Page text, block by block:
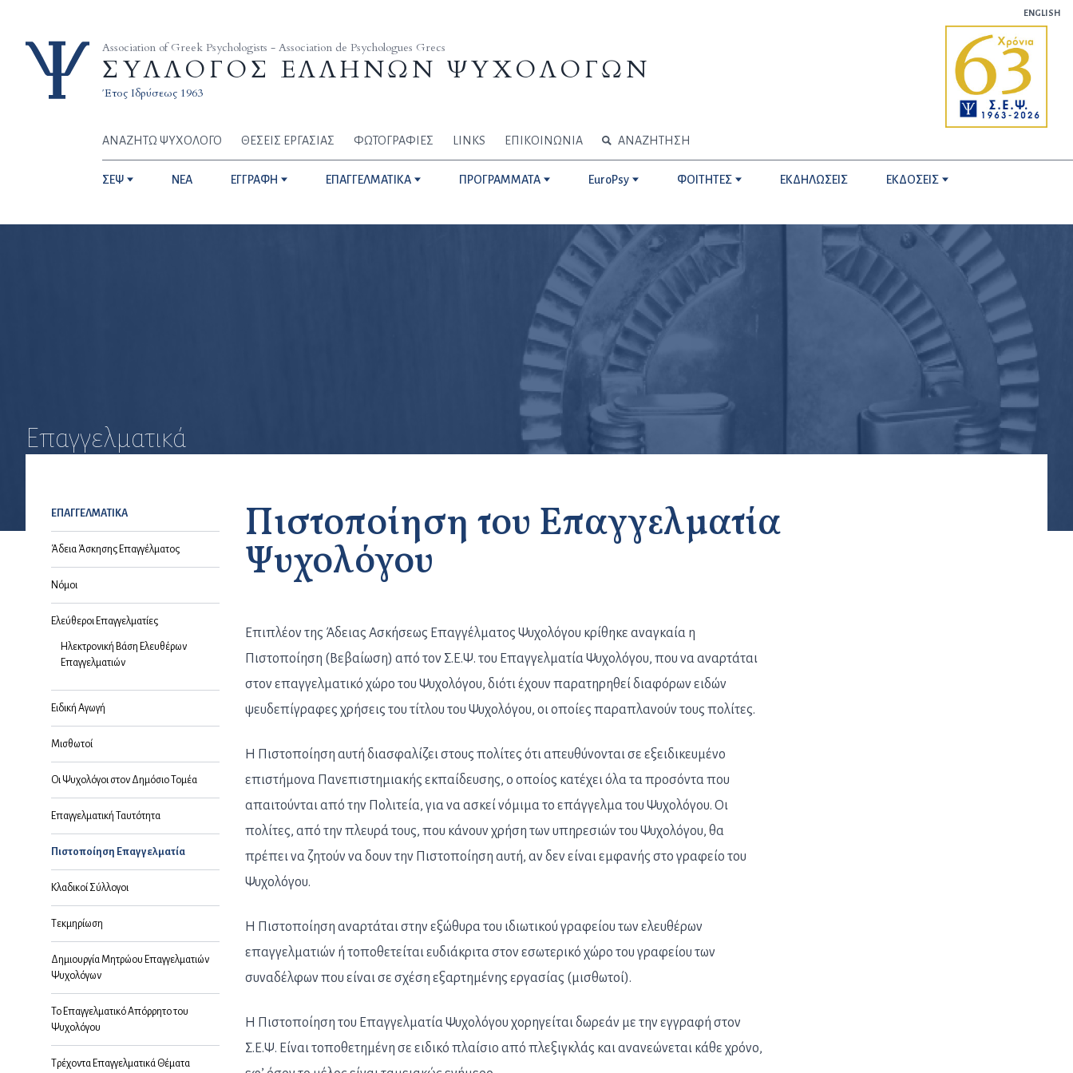
ENGLISH
Association of Greek Psychologists - Association de Psychologues Grecs
ΣΥΛΛΟΓΟΣ ΕΛΛΗΝΩΝ ΨΥΧΟΛΟΓΩΝ
Έτος Ιδρύσεως 1963
ΑΝΑΖΗΤΩ ΨΥΧΟΛΟΓΟ ΘΕΣΕΙΣ ΕΡΓΑΣΙΑΣ ΦΩΤΟΓΡΑΦΙΕΣ LINKS ΕΠΙΚΟΙΝΩΝΙΑ ΑΝΑΖΗΤΗΣΗ
ΣΕΨ NEA ΕΓΓΡΑΦΗ ΕΠΑΓΓΕΛΜΑΤΙΚΑ ΠΡΟΓΡΑΜΜΑΤΑ EuroPsy ΦΟΙΤΗΤΕΣ ΕΚΔΗΛΩΣΕΙΣ ΕΚΔΟΣΕΙΣ
Επαγγελματικά
ΕΠΑΓΓΕΛΜΑΤΙΚΑ
Άδεια Άσκησης Επαγγέλματος
Νόμοι
Ελεύθεροι Επαγγελματίες
Ηλεκτρονική Βάση Ελευθέρων
Επαγγελματιών
Ειδική Αγωγή
Μισθωτοί
Οι Ψυχολόγοι στον Δημόσιο Τομέα
Επαγγελματική Ταυτότητα
Πιστοποίηση Επαγγελματία
Κλαδικοί Σύλλογοι
Τεκμηρίωση
Δημιουργία Μητρώου Επαγγελματιών
Ψυχολόγων
Το Επαγγελματικό Απόρρητο του
Ψυχολόγου
Τρέχοντα Επαγγελματικά Θέματα
Πιστοποίηση του Επαγγελματία
Ψυχολόγου
Επιπλέον της Άδειας Ασκήσεως Επαγγέλματος Ψυχολόγου κρίθηκε αναγκαία η
Πιστοποίηση (Βεβαίωση) από τον Σ.Ε.Ψ. του Επαγγελματία Ψυχολόγου, που να αναρτάται
στον επαγγελματικό χώρο του Ψυχολόγου, διότι έχουν παρατηρηθεί διαφόρων ειδών
ψευδεπίγραφες χρήσεις του τίτλου του Ψυχολόγου, οι οποίες παραπλανούν τους πολίτες.
Η Πιστοποίηση αυτή διασφαλίζει στους πολίτες ότι απευθύνονται σε εξειδικευμένο
επιστήμονα Πανεπιστημιακής εκπαίδευσης, ο οποίος κατέχει όλα τα προσόντα που
απαιτούνται από την Πολιτεία, για να ασκεί νόμιμα το επάγγελμα του Ψυχολόγου. Οι
πολίτες, από την πλευρά τους, που κάνουν χρήση των υπηρεσιών του Ψυχολόγου, θα
πρέπει να ζητούν να δουν την Πιστοποίηση αυτή, αν δεν είναι εμφανής στο γραφείο του
Ψυχολόγου.
Η Πιστοποίηση αναρτάται στην εξώθυρα του ιδιωτικού γραφείου των ελευθέρων
επαγγελματιών ή τοποθετείται ευδιάκριτα στον εσωτερικό χώρο του γραφείου των
συναδέλφων που είναι σε σχέση εξαρτημένης εργασίας (μισθωτοί).
Η Πιστοποίηση του Επαγγελματία Ψυχολόγου χορηγείται δωρεάν με την εγγραφή στον
Σ.Ε.Ψ. Είναι τοποθετημένη σε ειδικό πλαίσιο από πλεξιγκλάς και ανανεώνεται κάθε χρόνο,